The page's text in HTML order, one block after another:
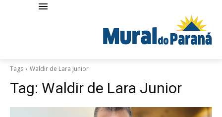
Tags Waldir de Lara Junior
Tag: Waldir de Lara Junior